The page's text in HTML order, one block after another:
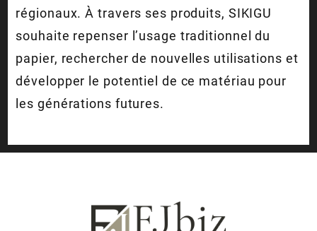
régionaux. À travers ses produits, SIKIGU
souhaite repenser l’usage traditionnel du
papier, rechercher de nouvelles utilisations et
développer le potentiel de ce matériau pour
les générations futures.